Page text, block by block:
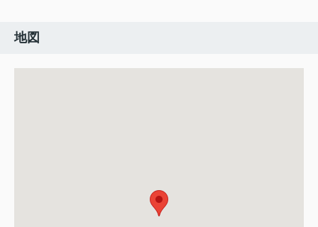
地図